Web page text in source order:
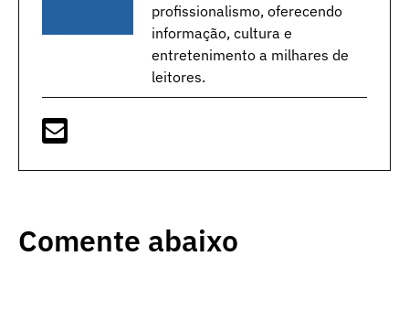
profissionalismo, oferecendo
informação, cultura e
entretenimento a milhares de
leitores.
Comente abaixo